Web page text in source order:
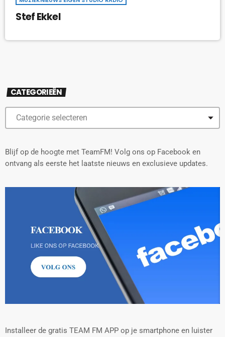
Stef Ekkel
CATEGORIEËN
Blijf op de hoogte met TeamFM! Volg ons op Facebook en
ontvang als eerste het laatste nieuws en exclusieve updates.
Installeer de gratis TEAM FM APP op je smartphone en luister